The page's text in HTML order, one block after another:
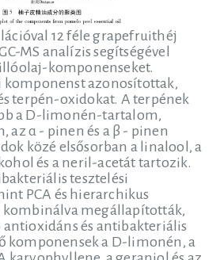
12 féle grapefruithéj
MS analízis segítségével
komponenseket.
komponenst azonosítottak,
terpén-oxidokat. A terpének
a D-limonén-tartalom,
az α - pinen és a β - pinen
közé elsősorban a linalool, a
és a neril-acetát tartozik.
tesztelési
PCA és hierarchikus
kombinálva megállapították,
antioxidáns és antibakteriális
komponensek a D-limonén, a